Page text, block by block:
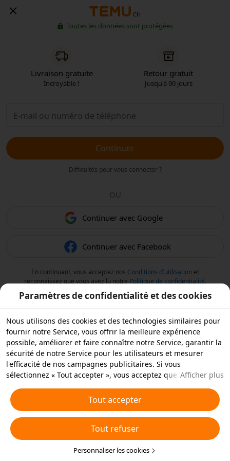
CH
Toutes les données sont protégées
Livraison gratuite
Incroyable !
Retour gratuit
Jusqu'à 90 jours
Continuer
Difficultés pour vous connecter ?
OU
Continuer avec Google
Continuer avec Facebook
En continuant, vous acceptez nos Conditions d'utilisation et
reconnaissez que vous avez lu notre Politique de confidentialité.
Paramètres de confidentialité et des cookies
Nous utilisons des cookies et des technologies similaires pour
fournir notre Service, vous offrir la meilleure expérience
possible, améliorer et faire connaître notre Service, garantir la
sécurité de notre Service pour les utilisateurs et mesurer
l'efficacité de nos campagnes publicitaires. Si vous
sélectionnez « Tout accepter », vous acceptez que nous et nos
similaires sur votre appareil à des fins publicitaires. Vous
pouvez aussi « rejeter tous » les cookies non essentiels ou
choisir les types de cookies que vous souhaitez accepter ou
rejeter à tout moment dans vos paramètres de confidentialité
ou en cliquant sur « Personnaliser les cookies » ci-dessous.
Pour plus de détails, consultez notrePolitique relative aux
Afficher plus
Tout accepter
Tout refuser
Personnaliser les cookies